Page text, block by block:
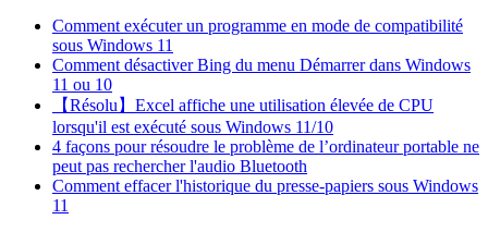
Comment exécuter un programme en mode de compatibilité
sous Windows 11
Comment désactiver Bing du menu Démarrer dans Windows
11 ou 10
【Résolu】Excel affiche une utilisation élevée de CPU
lorsqu'il est exécuté sous Windows 11/10
4 façons pour résoudre le problème de l’ordinateur portable ne
peut pas rechercher l'audio Bluetooth
Comment effacer l'historique du presse-papiers sous Windows
11